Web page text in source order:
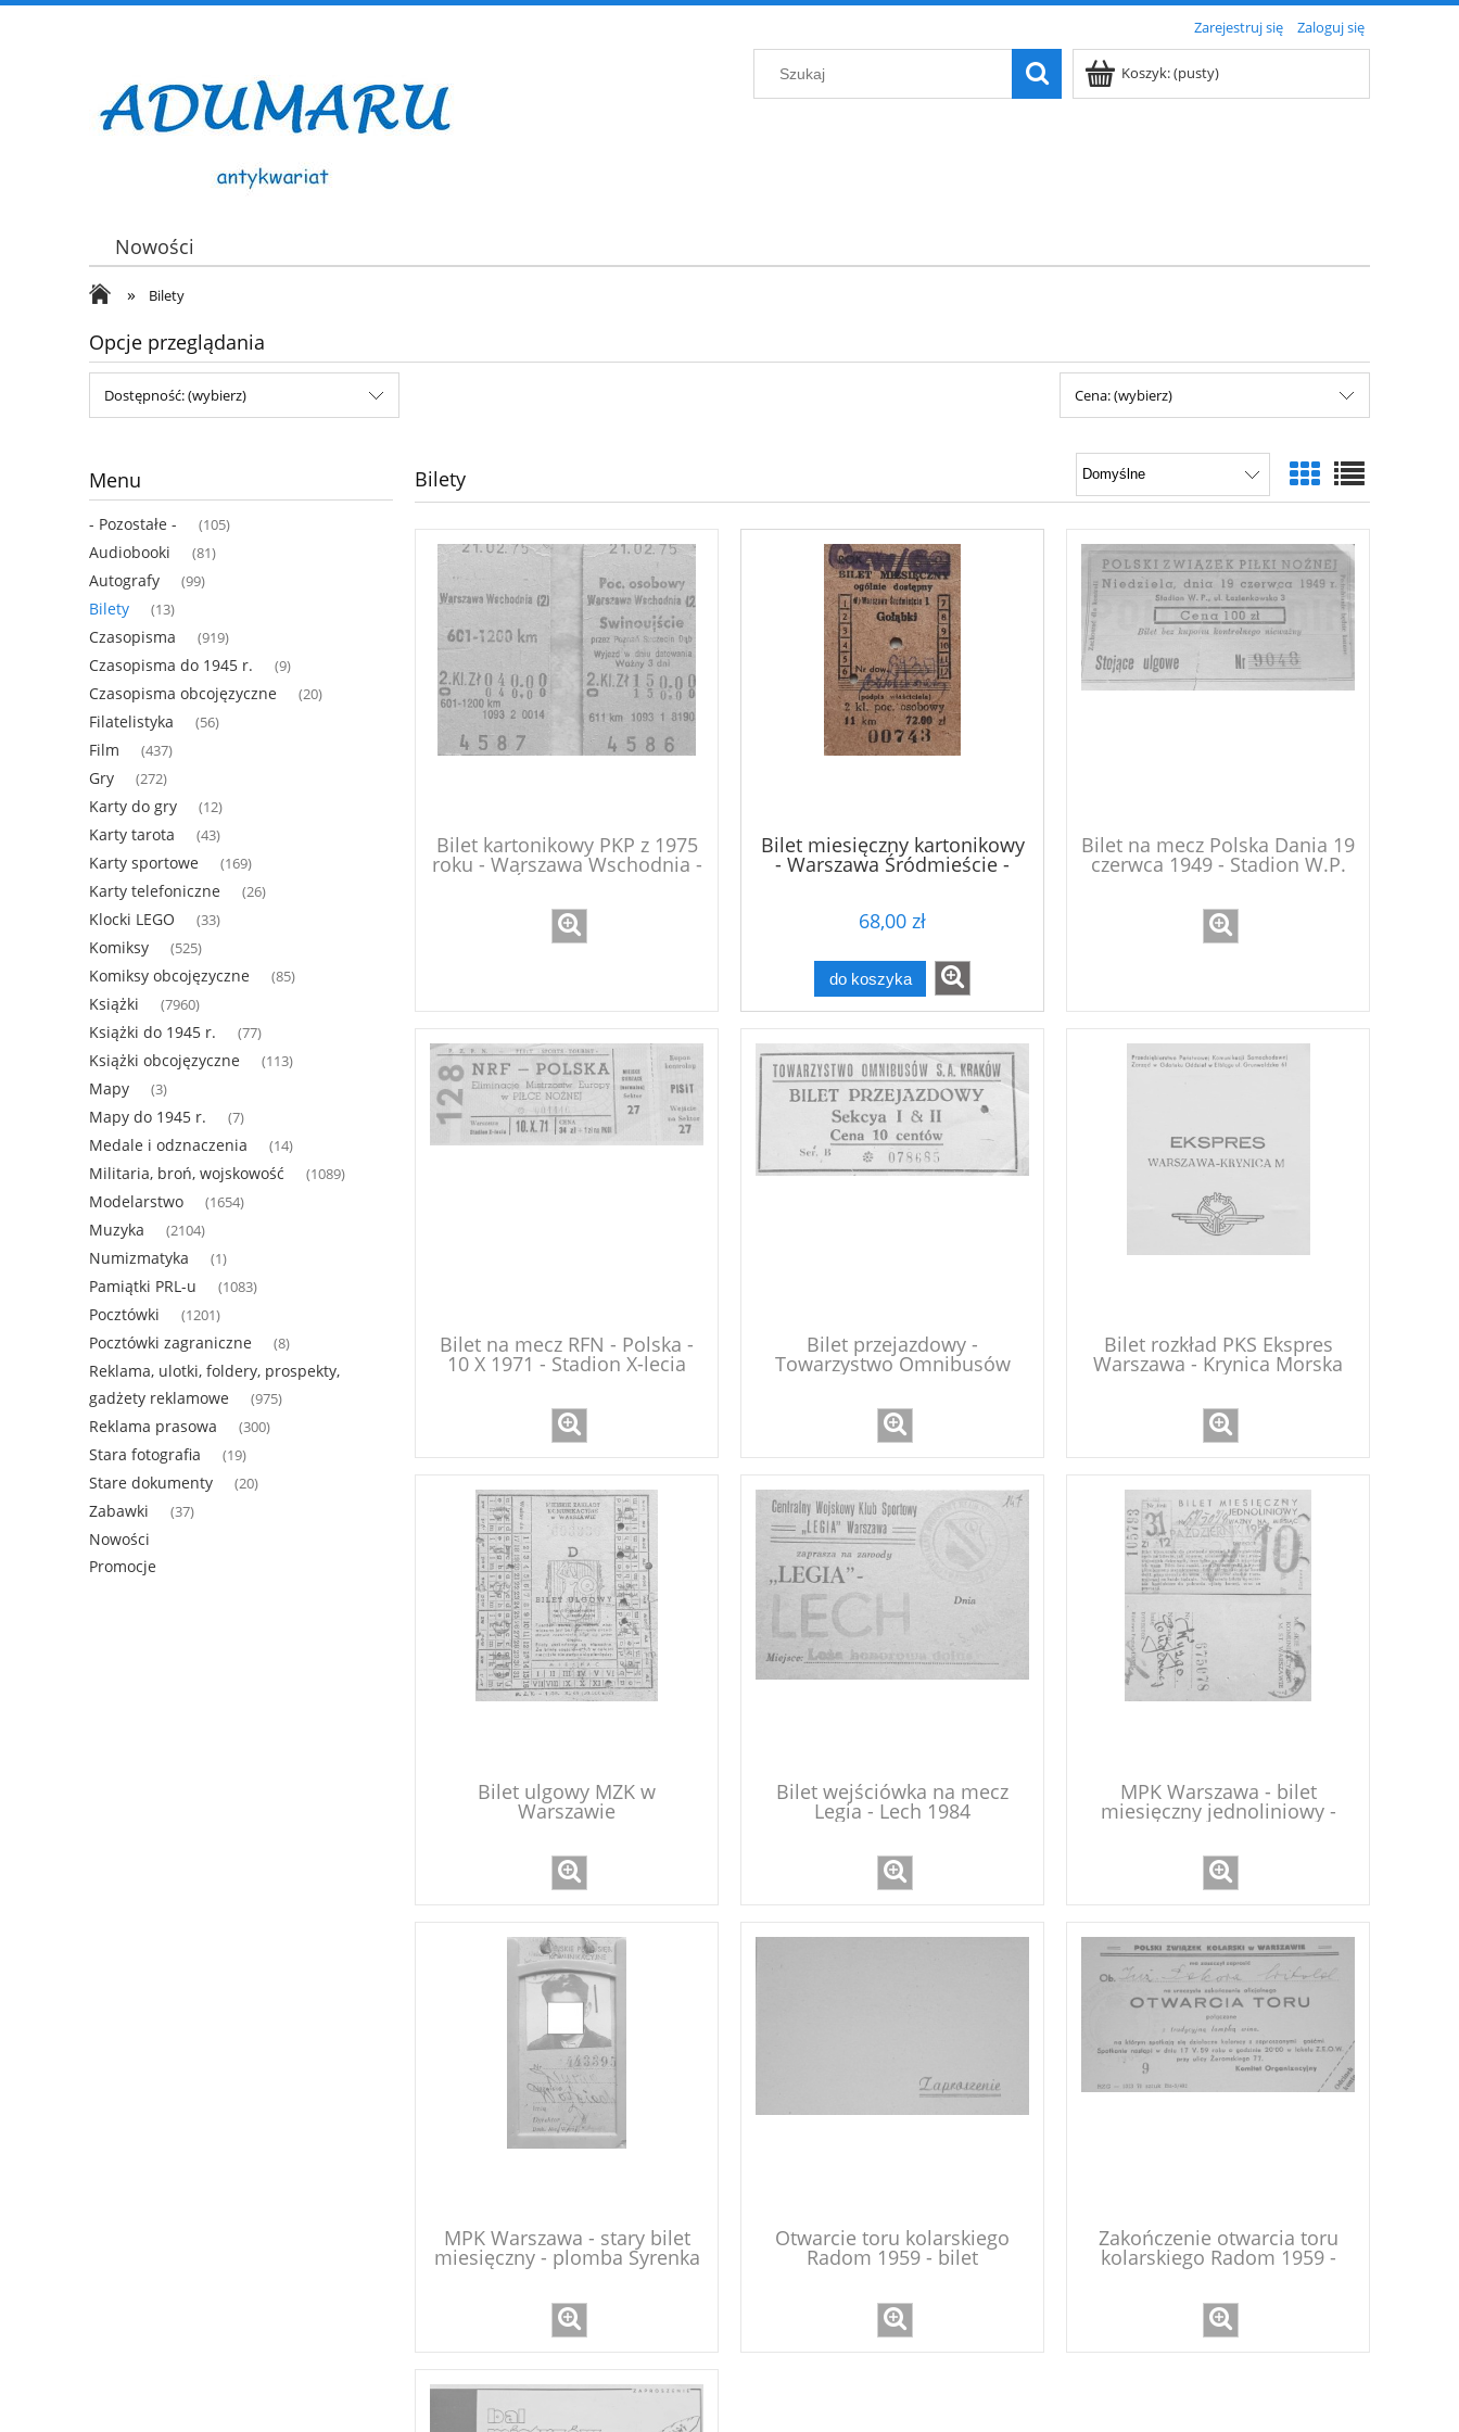
Zarejestruj się Zaloguj się
Koszyk:(pusty)
Nowości
» Bilety
Opcje przeglądania
Dostępność: (wybierz) Cena: (wybierz)
Menu
- Pozostałe - (105)
Audiobooki (81)
Autografy (99)
Bilety (13)
Czasopisma (919)
Czasopisma do 1945 r. (9)
Czasopisma obcojęzyczne (20)
Filatelistyka (56)
Film (437)
Gry (272)
Karty do gry (12)
Karty tarota (43)
Karty sportowe (169)
Karty telefoniczne (26)
Klocki LEGO (33)
Komiksy (525)
Komiksy obcojęzyczne (85)
Książki (7960)
Książki do 1945 r. (77)
Książki obcojęzyczne (113)
Mapy (3)
Mapy do 1945 r. (7)
Medale i odznaczenia (14)
Militaria, broń, wojskowość (1089)
Modelarstwo (1654)
Muzyka (2104)
Numizmatyka (1)
Pamiątki PRL-u (1083)
Pocztówki (1201)
Pocztówki zagraniczne (8)
Reklama, ulotki, foldery, prospekty,
gadżety reklamowe
(975)
Reklama prasowa (300)
Stara fotografia (19)
Stare dokumenty (20)
Zabawki (37)
Nowości
Promocje
Bilety
Bilet kartonikowy PKP z 1975
roku - Warszawa Wschodnia -
Świnoujście
Bilet miesięczny kartonikowy
- Warszawa Śródmieście -
68,00 zł
do koszyka
Bilet na mecz Polska Dania 19
czerwca 1949 - Stadion W.P.
Bilet na mecz RFN - Polska -
10 X 1971 - Stadion X-lecia
Bilet przejazdowy -
Towarzystwo Omnibusów
S.A. Kraków 1975
Bilet rozkład PKS Ekspres
Warszawa - Krynica Morska
1976
Bilet ulgowy MZK w
Warszawie
Bilet wejściówka na mecz
Legia - Lech 1984
MPK Warszawa - bilet
miesięczny jednoliniowy -
1956
MPK Warszawa - stary bilet
miesięczny - plomba Syrenka
Otwarcie toru kolarskiego
Radom 1959 - bilet
Zakończenie otwarcia toru
kolarskiego Radom 1959 -
bilet zaproszenie